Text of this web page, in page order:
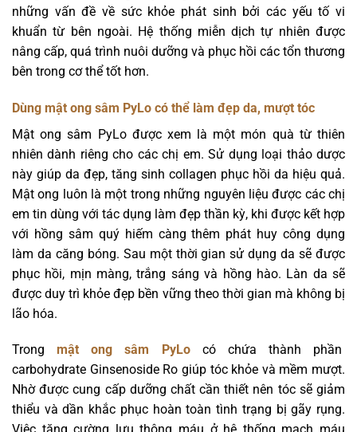
những vấn đề về sức khỏe phát sinh bởi các yếu tố vi
khuẩn từ bên ngoài. Hệ thống miễn dịch tự nhiên được
nâng cấp, quá trình nuôi dưỡng và phục hồi các tổn thương
bên trong cơ thể tốt hơn.
Dùng mật ong sâm PyLo có thể làm đẹp da, mượt tóc
Mật ong sâm PyLo được xem là một món quà từ thiên
nhiên dành riêng cho các chị em. Sử dụng loại thảo dược
này giúp da đẹp, tăng sinh collagen phục hồi da hiệu quả.
Mật ong luôn là một trong những nguyên liệu được các chị
em tin dùng với tác dụng làm đẹp thần kỳ, khi được kết hợp
với hồng sâm quý hiếm càng thêm phát huy công dụng
làm da căng bóng. Sau một thời gian sử dụng da sẽ được
phục hồi, mịn màng, trắng sáng và hồng hào. Làn da sẽ
được duy trì khỏe đẹp bền vững theo thời gian mà không bị
lão hóa.
Trong mật ong sâm PyLo
có chứa thành phần
carbohydrate Ginsenoside Ro giúp tóc khỏe và mềm mượt.
Nhờ được cung cấp dưỡng chất cần thiết nên tóc sẽ giảm
thiểu và dần khắc phục hoàn toàn tình trạng bị gãy rụng.